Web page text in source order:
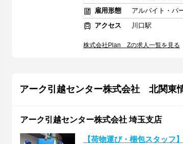
雇用形態
アルバイト・パ
アクセス
川口駅
株式会社Plan Zの求人一覧を見る
アーク引越センター株式会社 北関東
アーク引越センター株式会社 埼玉支店
【荷物運び・梱包スタッ